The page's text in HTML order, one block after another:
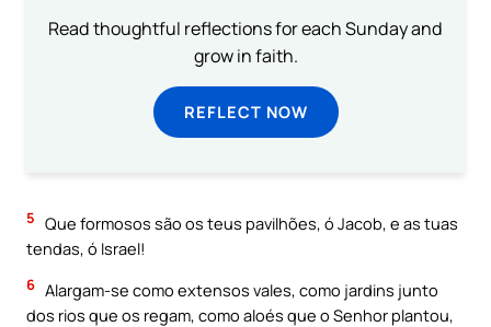
Read thoughtful reflections for each Sunday and
grow in faith.
REFLECT NOW
5 Que formosos são os teus pavilhões, ó Jacob, e as tuas
tendas, ó Israel!
6 Alargam-se como extensos vales, como jardins junto
dos rios que os regam, como aloés que o Senhor plantou,